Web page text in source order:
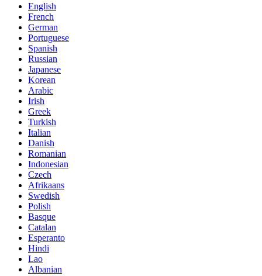
English
French
German
Portuguese
Spanish
Russian
Japanese
Korean
Arabic
Irish
Greek
Turkish
Italian
Danish
Romanian
Indonesian
Czech
Afrikaans
Swedish
Polish
Basque
Catalan
Esperanto
Hindi
Lao
Albanian